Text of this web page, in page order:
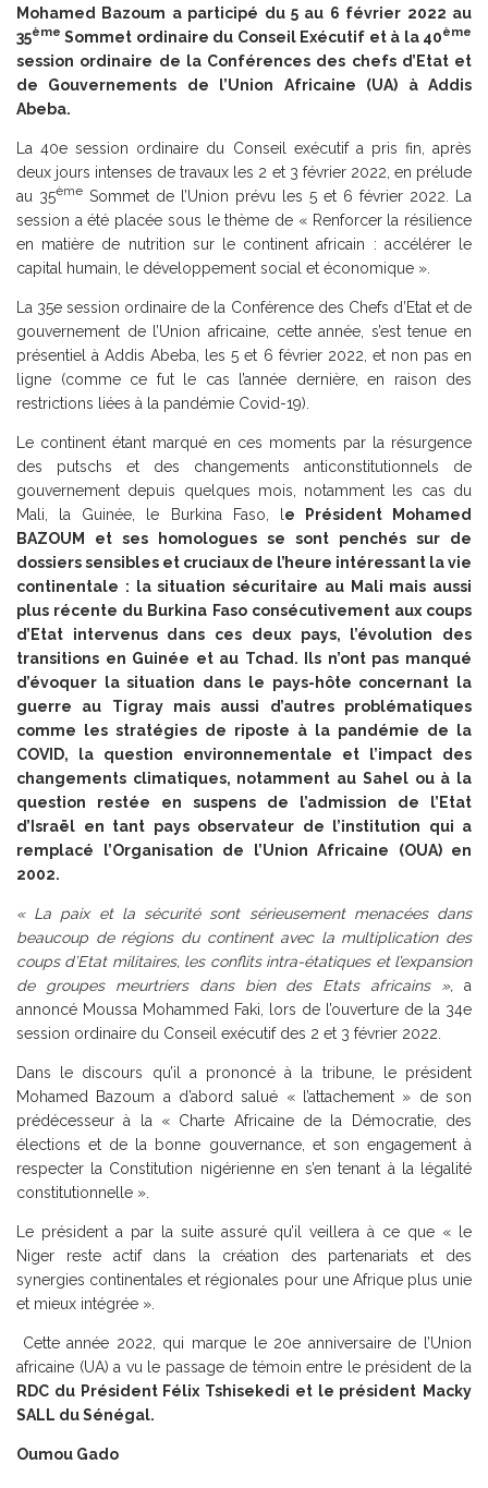
Mohamed Bazoum a participé du 5 au 6 février 2022 au
35ème Sommet ordinaire du Conseil Exécutif et à la 40ème
session ordinaire de la Conférences des chefs d’Etat et
de Gouvernements de l’Union Africaine (UA) à Addis
Abeba.
La 40e session ordinaire du Conseil exécutif a pris fin, après
deux jours intenses de travaux les 2 et 3 février 2022, en prélude
au 35ème Sommet de l’Union prévu les 5 et 6 février 2022. La
session a été placée sous le thème de « Renforcer la résilience
en matière de nutrition sur le continent africain : accélérer le
capital humain, le développement social et économique ».
La 35e session ordinaire de la Conférence des Chefs d’Etat et de
gouvernement de l’Union africaine, cette année, s’est tenue en
présentiel à Addis Abeba, les 5 et 6 février 2022, et non pas en
ligne (comme ce fut le cas l’année dernière, en raison des
restrictions liées à la pandémie Covid-19).
Le continent étant marqué en ces moments par la résurgence
des putschs et des changements anticonstitutionnels de
gouvernement depuis quelques mois, notamment les cas du
Mali, la Guinée, le Burkina Faso, l e Président Mohamed
BAZOUM et ses homologues se sont penchés sur de
dossiers sensibles et cruciaux de l’heure intéressant la vie
continentale : la situation sécuritaire au Mali mais aussi
plus récente du Burkina Faso consécutivement aux coups
d’Etat intervenus dans ces deux pays, l’évolution des
transitions en Guinée et au Tchad. Ils n’ont pas manqué
d’évoquer la situation dans le pays-hôte concernant la
guerre au Tigray mais aussi d’autres problématiques
comme les stratégies de riposte à la pandémie de la
COVID, la question environnementale et l’impact des
changements climatiques, notamment au Sahel ou à la
question restée en suspens de l’admission de l’Etat
d’Israël en tant pays observateur de l’institution qui a
remplacé l’Organisation de l’Union Africaine (OUA) en
2002.
« La paix et la sécurité sont sérieusement menacées dans
beaucoup de régions du continent avec la multiplication des
coups d’Etat militaires, les conflits intra-étatiques et l’expansion
de groupes meurtriers dans bien des Etats africains », a
annoncé Moussa Mohammed Faki, lors de l’ouverture de la 34e
session ordinaire du Conseil exécutif des 2 et 3 février 2022.
Dans le discours qu’il a prononcé à la tribune, le président
Mohamed Bazoum a d’abord salué « l’attachement » de son
prédécesseur à la « Charte Africaine de la Démocratie, des
élections et de la bonne gouvernance, et son engagement à
respecter la Constitution nigérienne en s’en tenant à la légalité
constitutionnelle ».
Le président a par la suite assuré qu’il veillera à ce que « le
Niger reste actif dans la création des partenariats et des
synergies continentales et régionales pour une Afrique plus unie
et mieux intégrée ».
Cette année 2022, qui marque le 20e anniversaire de l’Union
africaine (UA) a vu le passage de témoin entre le président de la
RDC du Président Félix Tshisekedi et le président Macky
SALL du Sénégal.
Oumou Gado